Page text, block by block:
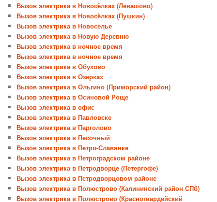
Вызов электрика в Новосёлках (Левашово)
Вызов электрика в Новосёлках (Пушкин)
Вызов электрика в Новоселье
Вызов электрика в Новую Деревню
Вызов электрика в ночное время
Вызов электрика в ночное время
Вызов электрика в Обухово
Вызов электрика в Озерках
Вызов электрика в Ольгино (Приморский район)
Вызов электрика в Осиновой Роще
Вызов электрика в офис
Вызов электрика в Павловске
Вызов электрика в Парголово
Вызов электрика в Песочный
Вызов электрика в Петро-Славянке
Вызов электрика в Петроградском районе
Вызов электрика в Петродворце (Петергофе)
Вызов электрика в Петродворцовом районе
Вызов электрика в Полюстрово (Калининский район СПб)
Вызов электрика в Полюстрово (Красногвардейский